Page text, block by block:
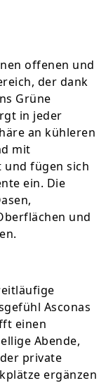
offenen und
der dank
Grüne
in jeder
an kühleren
mit
und fügen sich
ein. Die
und
Asconas
einen
Abende,
private
ergänzen